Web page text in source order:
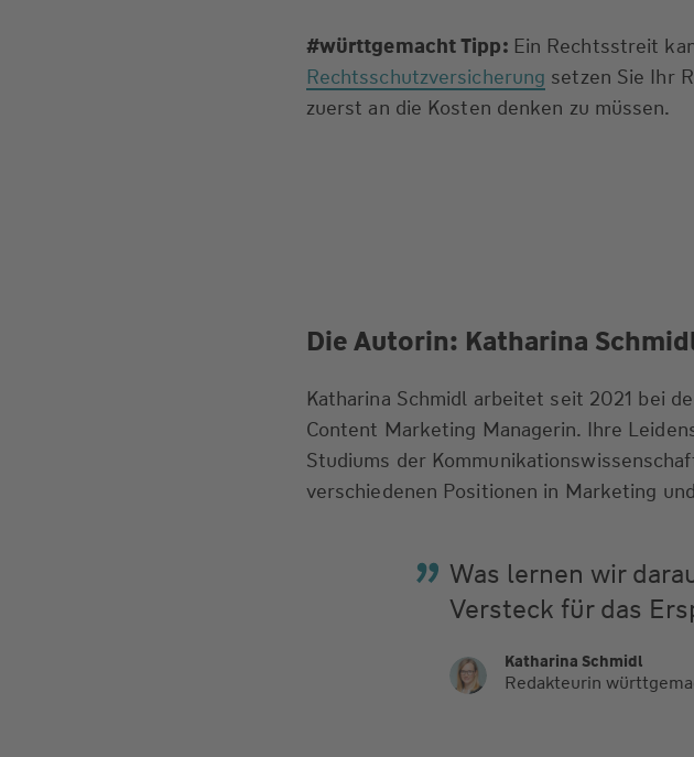
#württgemacht Tipp: Ein Rechtsstreit
Rechtsschutzversicherung setzen Sie Ihr
zuerst an die Kosten denken zu müssen.
Die Autorin: Katharina
Katharina Schmidl arbeitet seit 2021 bei
Content Marketing Managerin. Ihre
Studiums der
verschiedenen Positionen in Marketing
Was lernen wir
Versteck für das
Katharina Schmidl
Redakteurin